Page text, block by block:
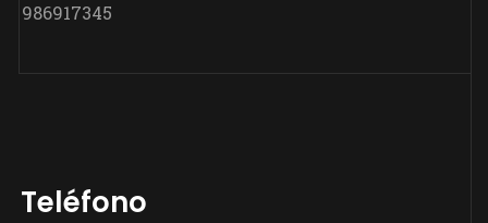
986917345
Teléfono